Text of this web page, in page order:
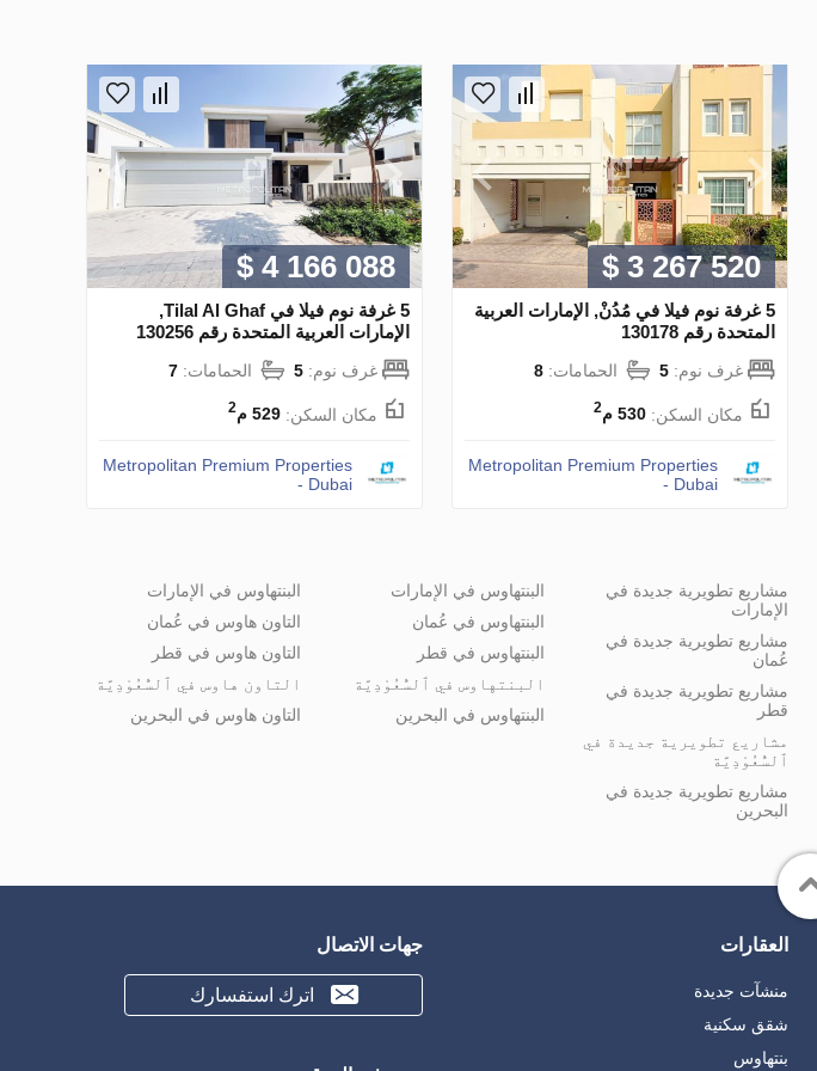
$ 3 267 520
5 غرفة نوم فيلا في مُدُنْ, الإمارات العربية
المتحدة رقم 130178
غرف نوم: 5 الحمامات: 8
مكان السكن: 530 م 2
Metropolitan Premium Properties
- Dubai
$ 4 166 088
5 غرفة نوم فيلا في Tilal Al Ghaf,
الإمارات العربية المتحدة رقم 130256
غرف نوم: 5 الحمامات: 7
مكان السكن: 529 م 2
Metropolitan Premium Properties
- Dubai
مشاريع تطويرية جديدة في
الإمارات
مشاريع تطويرية جديدة في
عُمان
مشاريع تطويرية جديدة في
قطر
مشاريع تطويرية جديدة في
ٱلسُّعُوْدِيَّة
مشاريع تطويرية جديدة في
البحرين
البنتهاوس في الإمارات
البنتهاوس في عُمان
البنتهاوس في قطر
البنتهاوس في ٱلسُّعُوْدِيَّة
البنتهاوس في البحرين
البنتهاوس في الإمارات
التاون هاوس في عُمان
التاون هاوس في قطر
التاون هاوس في ٱلسُّعُوْدِيَّة
التاون هاوس في البحرين
العقارات
منشآت جديدة
شقق سكنية
بنتهاوس
جهات الاتصال
اترك استفسارك